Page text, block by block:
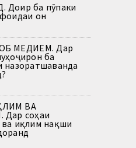
ба пӯпаки
он
МЕДИҲЕМ. Дар
ба
назоратшаванда
ВА
соҳаи
иқлим нақши